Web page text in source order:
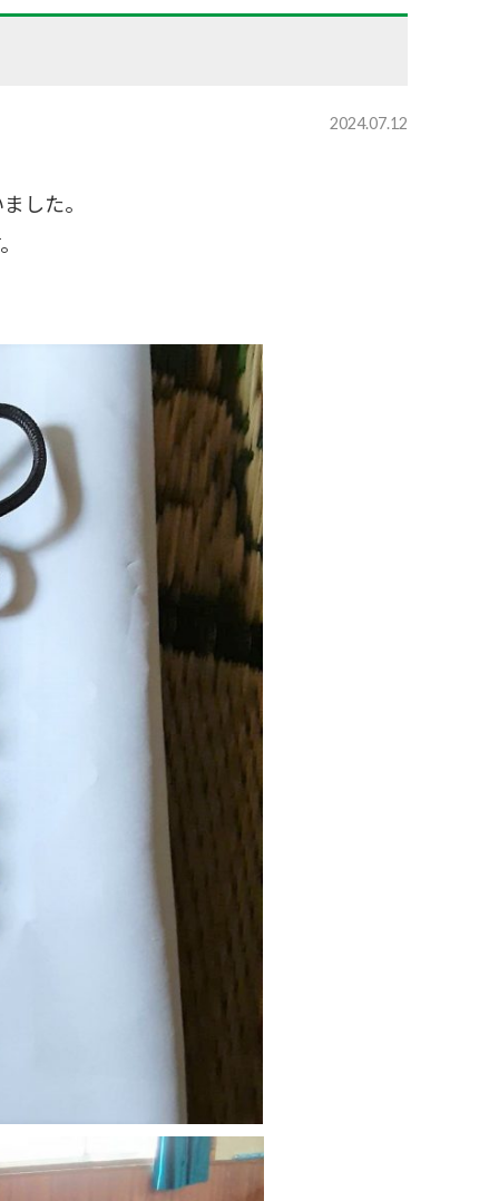
2024.07.12
した。